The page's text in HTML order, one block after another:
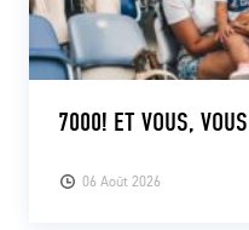
06 Août 2026
7000! ET VOUS,